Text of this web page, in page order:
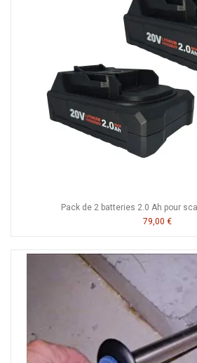
Pack de 2 batteries 2.0 Ah pour
79,00 €